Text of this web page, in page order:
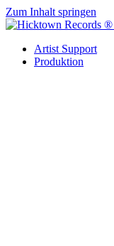
Zum Inhalt springen
Artist Support
Produktion